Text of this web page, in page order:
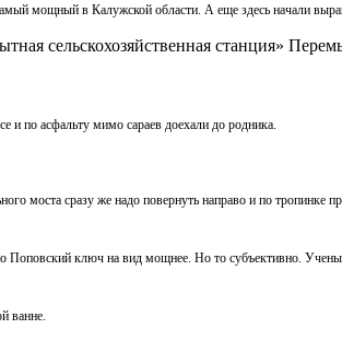
мощный в Калужской области. А еще здесь начали
сельскохозяйственная станция»
и по асфальту мимо сараев доехали до родника.
моста сразу же надо повернуть направо и по
ключ на вид мощнее. Но то субъективно.
ванне.